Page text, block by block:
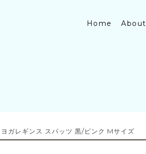
Home About
ガレギンス スパッツ 黒/ピンク Mサイズ